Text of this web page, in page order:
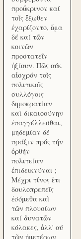
προὔκρινον καί
τοῖς ἔξωθεν
ἐχαρίζοντο, ἅμα
δέ καί τῶν
κοινῶν
προστατεῖν
ἠξίουν. Πῶς ούκ
αἰσχρόν τοῖς
πολιτικοῖς
συλλόγοις
δημοκρατίαν
καὶ δικαιοσύνην
ἐπαγγέλλεσθαι,
μηδεμίαν δέ
πράξιν πρός τήν
ὀρθήν
πολιτείαν
ἐπιδεικνύναι ;
Μέχρι τίνος ἔτι
δουλοπρεπεῖς
ἐσόμεθα καὶ
τῶν πλουσίων
καί δυνατῶν
κόλακες, ἀλλ' ού
τῶν ἡμετέρων